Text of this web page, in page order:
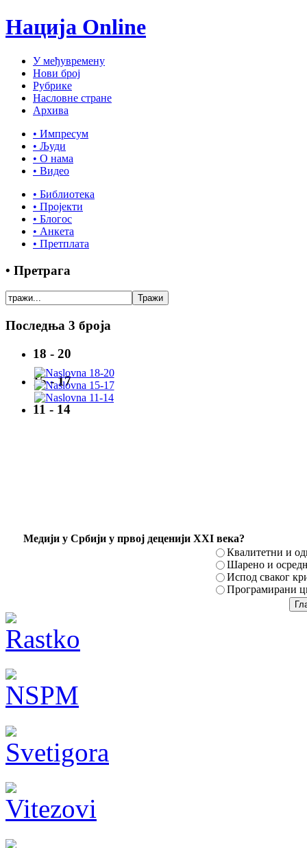
Нација Online
У међувремену
Нови број
Рубрике
Насловне стране
Архива
• Импресум
• Људи
• О нама
• Видео
• Библиотека
• Пројекти
• Блогос
• Анкета
• Претплата
• Претрага
Последња 3 броја
18 - 20
15 - 17
11 - 14
Mедији у Србији у првој деценији XXI века?
Квалитетни и
Шарено и
Испод сваког
Програмирани